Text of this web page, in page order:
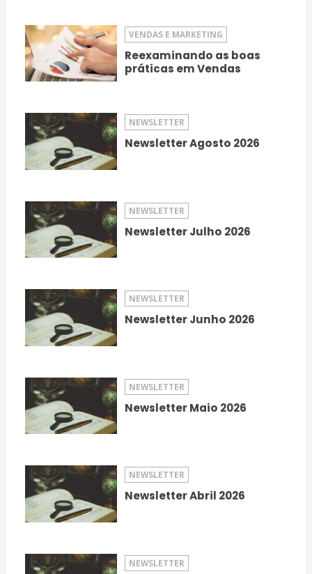
VENDAS E MARKETING
Reexaminando as boas
práticas em Vendas
NEWSLETTER
Newsletter Agosto 2026
NEWSLETTER
Newsletter Julho 2026
NEWSLETTER
Newsletter Junho 2026
NEWSLETTER
Newsletter Maio 2026
NEWSLETTER
Newsletter Abril 2026
NEWSLETTER